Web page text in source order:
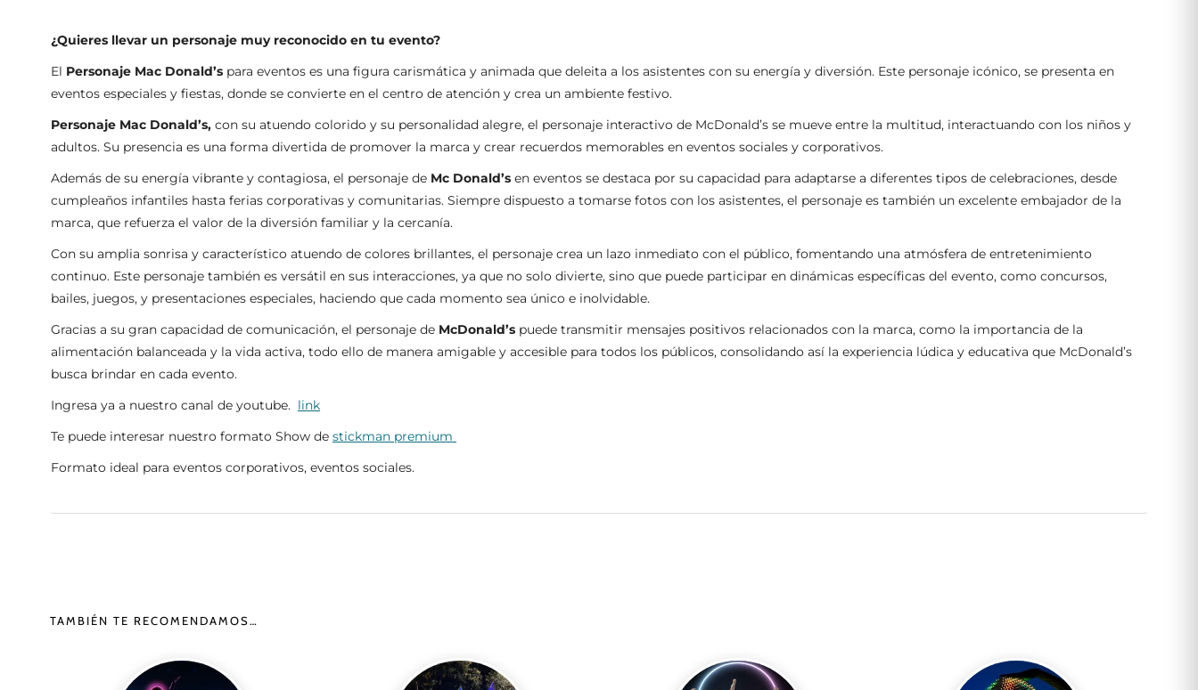
¿Quieres llevar un personaje muy reconocido en tu evento?
El Personaje Mac Donald’s para eventos es una figura carismática y animada que deleita a los asistentes con su energía y diversión. Este personaje icónico, se presenta en
eventos especiales y fiestas, donde se convierte en el centro de atención y crea un ambiente festivo.
Personaje Mac Donald’s, con su atuendo colorido y su personalidad alegre, el personaje interactivo de McDonald’s se mueve entre la multitud, interactuando con los niños y
adultos. Su presencia es una forma divertida de promover la marca y crear recuerdos memorables en eventos sociales y corporativos.
Además de su energía vibrante y contagiosa, el personaje de Mc Donald’s en eventos se destaca por su capacidad para adaptarse a diferentes tipos de celebraciones, desde
cumpleaños infantiles hasta ferias corporativas y comunitarias. Siempre dispuesto a tomarse fotos con los asistentes, el personaje es también un excelente embajador de la
marca, que refuerza el valor de la diversión familiar y la cercanía.
Con su amplia sonrisa y característico atuendo de colores brillantes, el personaje crea un lazo inmediato con el público, fomentando una atmósfera de entretenimiento
continuo. Este personaje también es versátil en sus interacciones, ya que no solo divierte, sino que puede participar en dinámicas específicas del evento, como concursos,
bailes, juegos, y presentaciones especiales, haciendo que cada momento sea único e inolvidable.
Gracias a su gran capacidad de comunicación, el personaje de McDonald’s puede transmitir mensajes positivos relacionados con la marca, como la importancia de la
alimentación balanceada y la vida activa, todo ello de manera amigable y accesible para todos los públicos, consolidando así la experiencia lúdica y educativa que McDonald’s
busca brindar en cada evento.
Ingresa ya a nuestro canal de youtube. link
Te puede interesar nuestro formato Show de stickman premium
Formato ideal para eventos corporativos, eventos sociales.
TAMBIÉN TE RECOMENDAMOS…